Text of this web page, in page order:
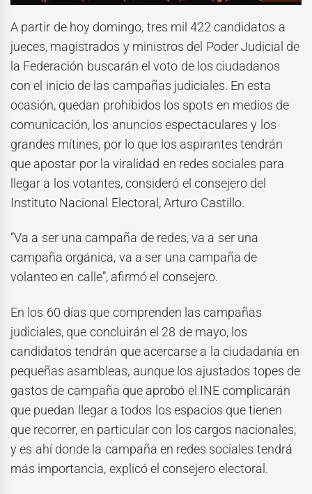
A partir de hoy domingo, tres mil 422 candidatos a
jueces, magistrados y ministros del Poder Judicial de
la Federación buscarán el voto de los ciudadanos
con el inicio de las campañas judiciales. En esta
ocasión, quedan prohibidos los spots en medios de
comunicación, los anuncios espectaculares y los
grandes mítines, por lo que los aspirantes tendrán
que apostar por la viralidad en redes sociales para
llegar a los votantes, consideró el consejero del
Instituto Nacional Electoral, Arturo Castillo.
“Va a ser una campaña de redes, va a ser una
campaña orgánica, va a ser una campaña de
volanteo en calle”, afirmó el consejero.
En los 60 días que comprenden las campañas
judiciales, que concluirán el 28 de mayo, los
candidatos tendrán que acercarse a la ciudadanía en
pequeñas asambleas, aunque los ajustados topes de
gastos de campaña que aprobó el INE complicarán
que puedan llegar a todos los espacios que tienen
que recorrer, en particular con los cargos nacionales,
y es ahí donde la campaña en redes sociales tendrá
más importancia, explicó el consejero electoral.